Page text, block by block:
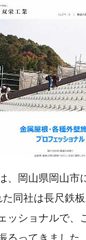
、岡山県岡山市
同社は長尺鉄
ッショナルで、